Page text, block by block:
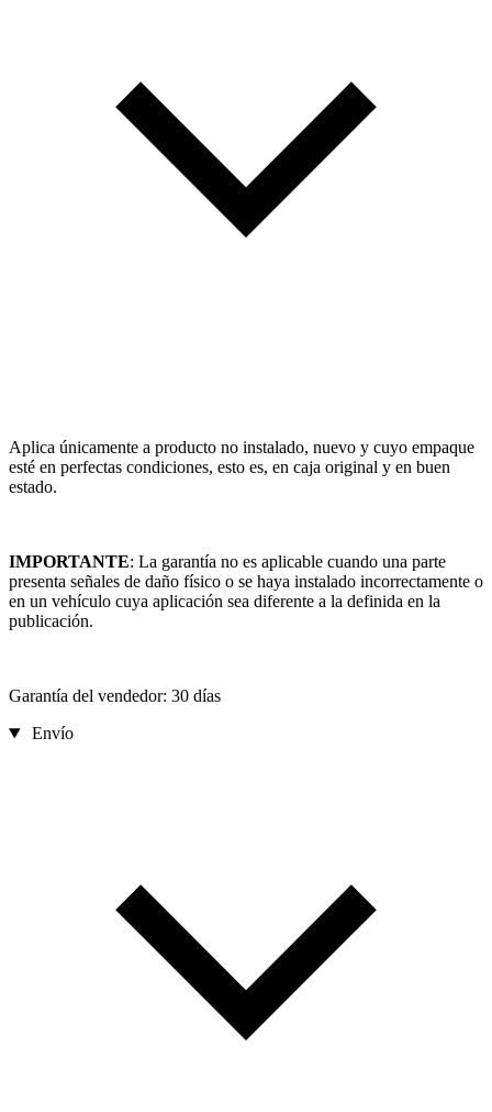
Aplica únicamente a producto no instalado, nuevo y cuyo empaque
esté en perfectas condiciones, esto es, en caja original y en buen
estado.
IMPORTANTE: La garantía no es aplicable cuando una parte
presenta señales de daño físico o se haya instalado incorrectamente o
en un vehículo cuya aplicación sea diferente a la definida en la
publicación.
Garantía del vendedor: 30 días
Envío